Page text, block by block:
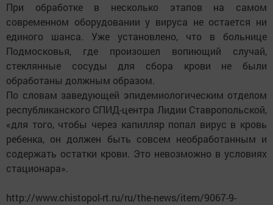
При обработке в несколько этапов на самом
современном оборудовании у вируса не остается ни
единого шанса. Уже установлено, что в больнице
Подмосковья, где произошел вопиющий случай,
стеклянные сосуды для сбора крови не были
обработаны должным образом.
По словам заведующей эпидемиологическим отделом
республиканского СПИД-центра Лидии Ставропольской,
«для того, чтобы через капилляр попал вирус в кровь
ребенка, он должен быть совсем необработанным и
содержать остатки крови. Это невозможно в условиях
стационара».
http://www.chistopol-rt.ru/ru/the-news/item/9067-9-